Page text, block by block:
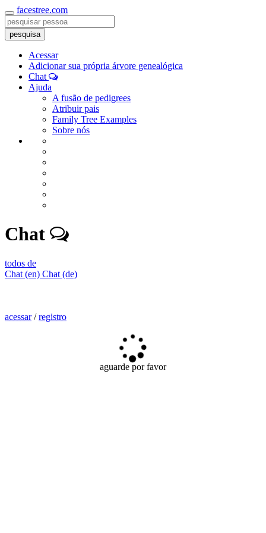
Toggle
navigation
facestree.com
pesquisa
Acessar
Adicionar sua própria árvore genealógica
Chat
Ajuda
A fusão de pedigrees
Atribuir pais
Family Tree Examples
Sobre nós
Chat
todos de
Chat (en) Chat (de)
acessar/registro
aguarde por favor